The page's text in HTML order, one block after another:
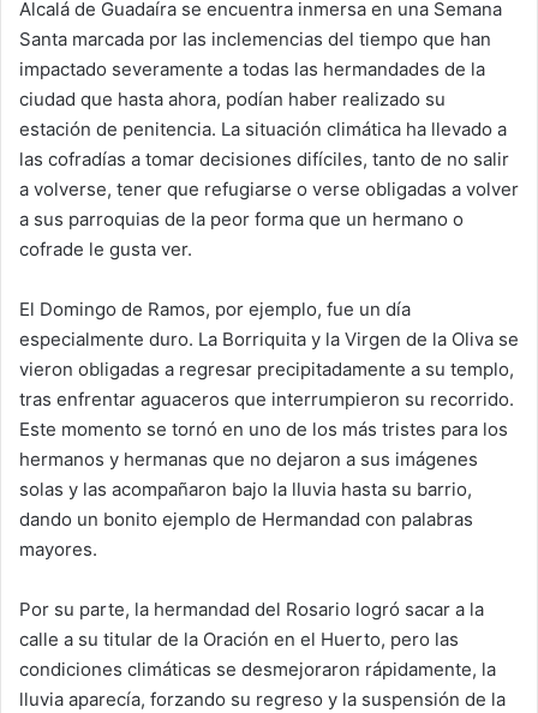
A
p
p
b
o
o
k
dI
n
ar
tir
Alcalá de Guadaíra se encuentra inmersa en una Semana
Santa marcada por las inclemencias del tiempo que han
impactado severamente a todas las hermandades de la
ciudad que hasta ahora, podían haber realizado su
estación de penitencia. La situación climática ha llevado a
las cofradías a tomar decisiones difíciles, tanto de no salir
a volverse, tener que refugiarse o verse obligadas a volver
a sus parroquias de la peor forma que un hermano o
cofrade le gusta ver.
El Domingo de Ramos, por ejemplo, fue un día
especialmente duro. La Borriquita y la Virgen de la Oliva se
vieron obligadas a regresar precipitadamente a su templo,
tras enfrentar aguaceros que interrumpieron su recorrido.
Este momento se tornó en uno de los más tristes para los
hermanos y hermanas que no dejaron a sus imágenes
solas y las acompañaron bajo la lluvia hasta su barrio,
dando un bonito ejemplo de Hermandad con palabras
mayores.
Por su parte, la hermandad del Rosario logró sacar a la
calle a su titular de la Oración en el Huerto, pero las
condiciones climáticas se desmejoraron rápidamente, la
lluvia aparecía, forzando su regreso y la suspensión de la